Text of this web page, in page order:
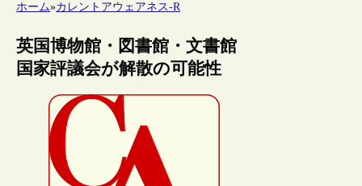
ホーム»カレントアウェアネス-R
英国博物館・図書館・文書館
国家評議会が解散の可能性